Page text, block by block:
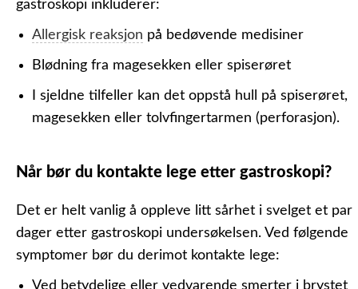
gastroskopi inkluderer:
Allergisk reaksjon på bedøvende medisiner
Blødning fra magesekken eller spiserøret
I sjeldne tilfeller kan det oppstå hull på spiserøret,
magesekken eller tolvfingertarmen (perforasjon).
Når bør du kontakte lege etter gastroskopi?
Det er helt vanlig å oppleve litt sårhet i svelget et par
dager etter gastroskopi undersøkelsen. Ved følgende
symptomer bør du derimot kontakte lege:
Ved betydelige eller vedvarende smerter i brystet